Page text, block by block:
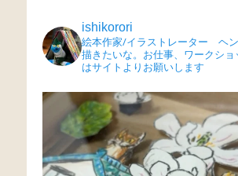
ishikorori
絵本作家/イラストレーター ヘ
描きたいな。お仕事、ワークシ
はサイトよりお願いします